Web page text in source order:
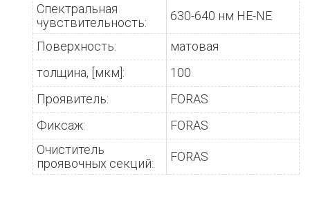
Спектральная
чувствительность:
630-640 нм HE-NE
Поверхность:
матовая
толщина, [мкм]:
100
Проявитель:
FORAS
Фиксаж:
FORAS
Очиститель
проявочных секций:
FORAS